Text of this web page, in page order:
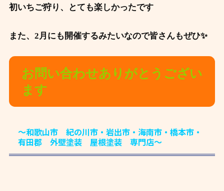
初いちご狩り、とても楽しかったです
また、2月にも開催するみたいなので皆さんもぜひ✨
お問い合わせありがとうござい
ます
～和歌山市 紀の川市・岩出市・海南市・橋本市・
有田郡 外壁塗装 屋根塗装 専門店～